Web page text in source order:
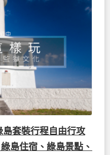
套裝行程自由行攻
島住宿、綠島景點、